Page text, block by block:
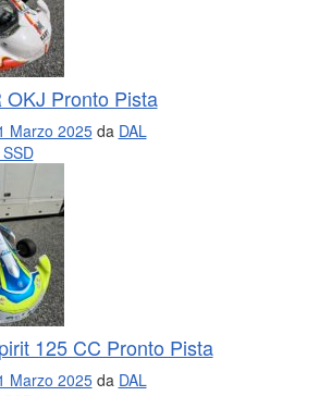
Pronto Pista
Marzo 2025da DAL
125 CC Pronto Pista
Marzo 2025da DAL